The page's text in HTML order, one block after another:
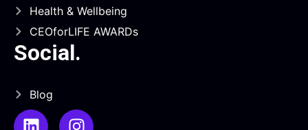
Health & Wellbeing
CEOforLIFE AWARDs
Social.
Blog